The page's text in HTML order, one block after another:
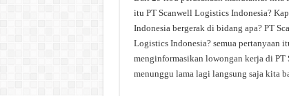
itu PT Scanwell Logistics Indonesia?
Indonesia bergerak di bidang apa? PT
Logistics Indonesia? semua pertanyaan
menginformasikan lowongan kerja di
menunggu lama lagi langsung saja kita